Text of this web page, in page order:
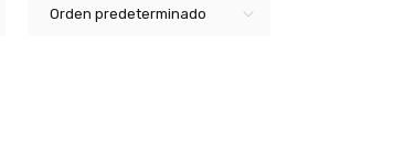
Orden predeterminado